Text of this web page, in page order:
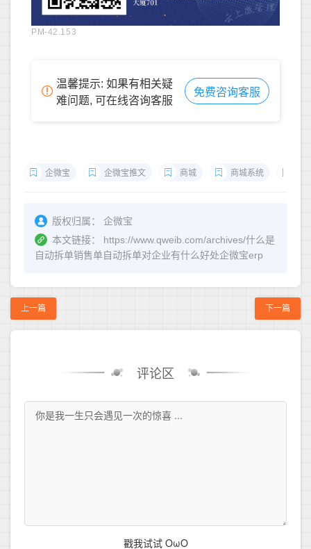
PM-42.153
温馨提示: 如果有相关疑
难问题, 可在线咨询客服
免费咨询客服
企微宝 企微宝推文 商城 商城系统
版权归属：
企微宝
本文链接：
https://www.qweib.com/archives/什么是
自动拆单销售单自动拆单对企业有什么好处企微宝erp
上一篇 下一篇
评论区